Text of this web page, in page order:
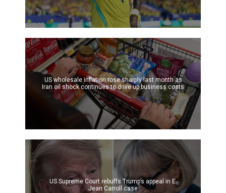
US wholesale inflation rose sharply last month as
Iran oil shock continues to drive up business costs
US Supreme Court rebuffs Trump’s appeal in E.
Jean Carroll case